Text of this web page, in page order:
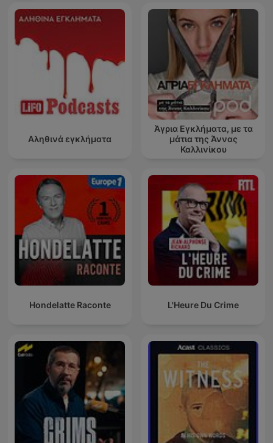
Αληθινά εγκλήματα
Άγρια Εγκλήματα, με τα
μάτια της Άννας
Καλλινίκου
Hondelatte Raconte L'Heure Du Crime